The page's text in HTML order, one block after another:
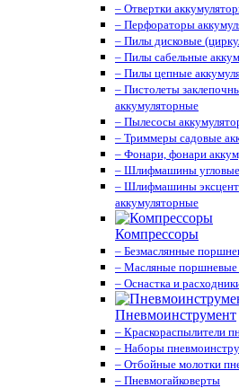
– Отвертки
– Перфораторы
– Пилы дисковые
– Пилы сабельные
– Пилы цепные
– Пистолеты
аккумуляторные
– Пылесосы
– Триммеры садовые
– Фонари, фонари
– Шлифмашины
– Шлифмашины
аккумуляторные
Компрессоры
– Безмаслянные
– Масляные поршневые
– Оснастка и
Пневмоинструмент
– Краскораспылители
– Наборы
– Отбойные молотки
– Пневмогайковерты